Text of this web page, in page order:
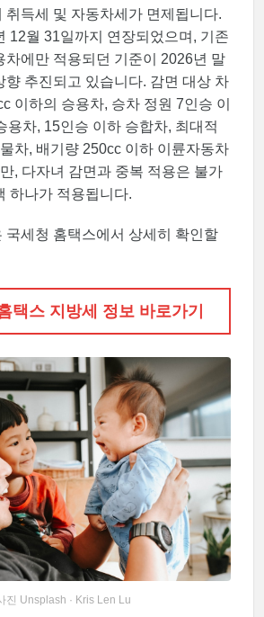
취득세 및 자동차세가 면제됩니다.
12월 31일까지 연장되었으며, 기존
차에만 적용되던 기준이 2026년 말
향 추진되고 있습니다. 감면 대상 차
이하의 승용차, 승차 정원 7인승 이
용차, 15인승 이하 승합차, 최대적
차, 배기량 250cc 이하 이륜자동차
, 다자녀 감면과 중복 적용은 불가
하나가 적용됩니다.
국세청 홈택스에서 상세히 확인할
택스 지방세 정보 바로가기
진 Unsplash · Kris Len Lu